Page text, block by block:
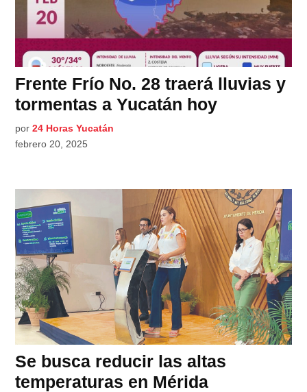
Frente Frío No. 28 traerá lluvias y
tormentas a Yucatán hoy
por 24 Horas Yucatán
febrero 20, 2025
Se busca reducir las altas
temperaturas en Mérida